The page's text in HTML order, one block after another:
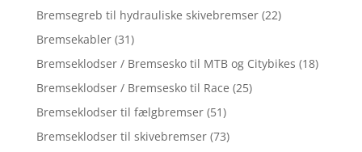
Bremsegreb til hydrauliske skivebremser (22)
Bremsekabler (31)
Bremseklodser / Bremsesko til MTB og Citybikes (18)
Bremseklodser / Bremsesko til Race (25)
Bremseklodser til fælgbremser (51)
Bremseklodser til skivebremser (73)